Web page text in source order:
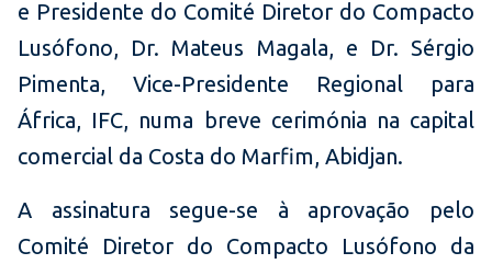
e Presidente do Comité Diretor do Compacto
Lusófono, Dr. Mateus Magala, e Dr. Sérgio
Pimenta, Vice-Presidente Regional para
África, IFC, numa breve cerimónia na capital
comercial da Costa do Marfim, Abidjan.
A assinatura segue-se à aprovação pelo
Comité Diretor do Compacto Lusófono da